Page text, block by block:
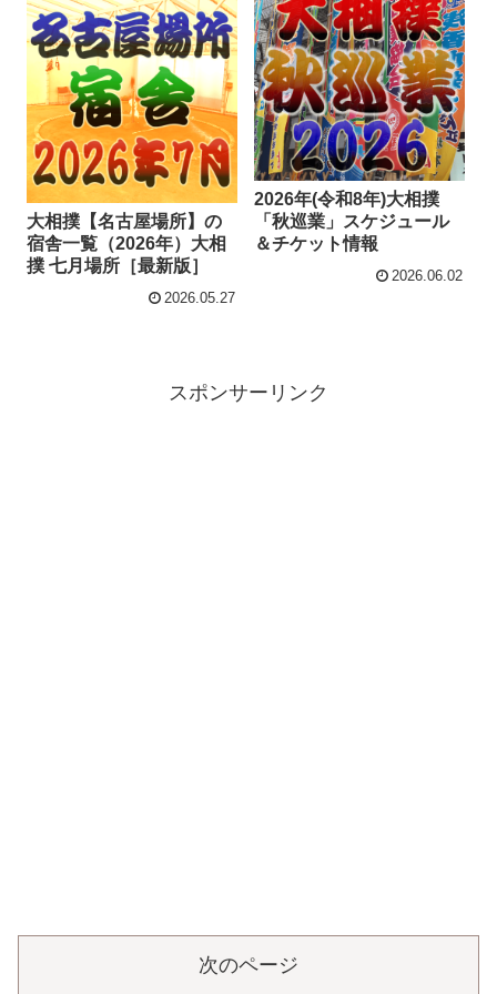
2026年(令和8年)大相撲
「秋巡業」スケジュール
＆チケット情報
2026.06.02
大相撲【名古屋場所】の
宿舎一覧（2026年）大相
撲 七月場所［最新版］
2026.05.27
スポンサーリンク
次のページ